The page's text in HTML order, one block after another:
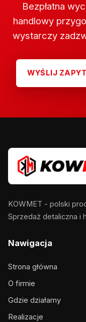
Bezpłatna
handlowy
wystarczy
WYŚLIJ
KOWMET - polski
Sprzedaż detaliczna i
Nawigacja
Strona główna
O firmie
Gdzie działamy
Realizacje